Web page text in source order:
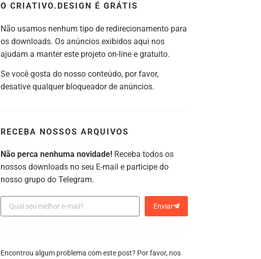
O CRIATIVO.DESIGN É GRÁTIS
Não usamos nenhum tipo de redirecionamento para
os downloads. Os anúncios exibidos aqui nos
ajudam a manter este projeto on-line e gratuito.
Se você gosta do nosso conteúdo, por favor,
desative qualquer bloqueador de anúncios.
RECEBA NOSSOS ARQUIVOS
Não perca nenhuma novidade!Receba todos os
nossos downloads no seu E-mail e participe do
nosso grupo do Telegram.
Enviar
Encontrou algum problema com este post? Por favor, nos